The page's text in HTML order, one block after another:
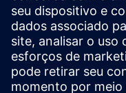
powerful and versatile
and boost several
railway signalling
de...
Saiba mais